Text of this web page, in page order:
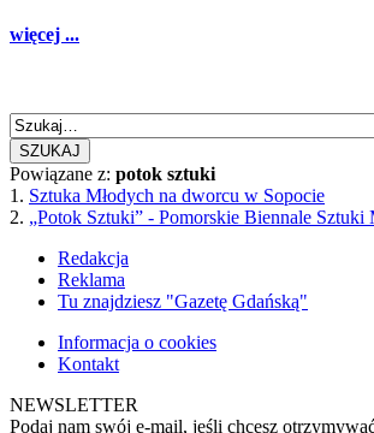
więcej ...
SZUKAJ
Powiązane z: potok sztuki
1. Sztuka Młodych na dworcu w Sopocie
2. „Potok Sztuki” - Pomorskie Biennale Sztuki
Redakcja
Reklama
Tu znajdziesz "Gazetę Gdańską"
Informacja o cookies
Kontakt
NEWSLETTER
Podaj nam swój e-mail, jeśli chcesz